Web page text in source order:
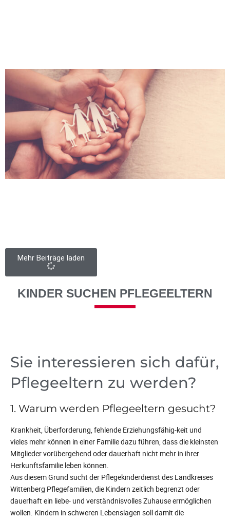
Mehr Beiträge laden
KINDER SUCHEN PFLEGEELTERN
Sie interessieren sich dafür,
Pflegeeltern zu werden?
1. Warum werden Pflegeeltern gesucht?
Krankheit, Überforderung, fehlende Erziehungsfähig-keit und
vieles mehr können in einer Familie dazu führen, dass die kleinsten
Mitglieder vorübergehend oder dauerhaft nicht mehr in ihrer
Herkunftsfamilie leben können.
Aus diesem Grund sucht der Pflegekinderdienst des Landkreises
Wittenberg Pflegefamilien, die Kindern zeitlich begrenzt oder
dauerhaft ein liebe- und verständnisvolles Zuhause ermöglichen
wollen. Kindern in schweren Lebenslagen soll damit die